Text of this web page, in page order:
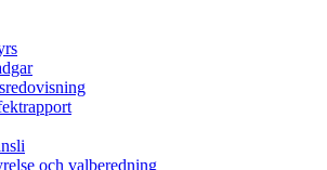
och valberedning